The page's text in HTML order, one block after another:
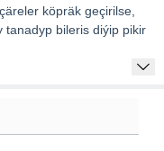
köpräk geçirilse,
tanadyp bileris diýip pikir